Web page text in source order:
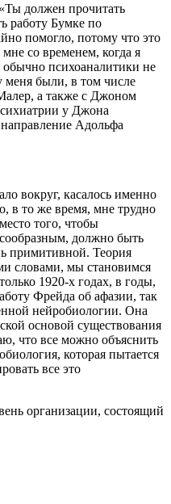
должен прочитать
работу Бумке по
помогло, потому что это
со временем, когда я
обычно психоаналитики не
меня были, в том числе
а также с Джоном
у Джона
Адольфа
вокруг, касалось именно
в то же время, мне трудно
того, чтобы
должно быть
примитив­ной. Теория
словами, мы становимся
1920-х годах, в годы,
Фрейда об афазии, так
нейробиологии. Она
основой существования
что все можно объяснить
которая пытается
все это
организации, состоящий